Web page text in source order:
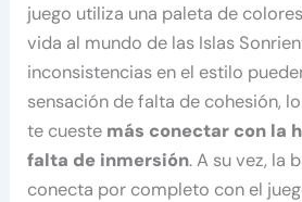
juego utiliza una paleta de
vida al mundo de las Islas
inconsistencias en el estilo
sensación de falta de cohesión,
te cueste más conectar con la
falta de inmersión. A su vez, la
conecta por completo con el